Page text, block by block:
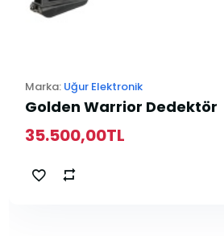
Marka: Uğur Elektronik
Golden Warrior Dedektör
35.500,00TL